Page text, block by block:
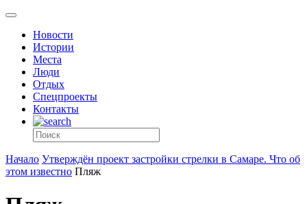
Новости
Истории
Места
Люди
Отдых
Спецпроекты
Контакты
Начало Утверждён проект застройки стрелки в Самаре. Что об
этом известно Пляж